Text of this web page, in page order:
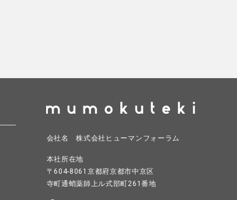
会社名 株式会社ヒューマンフォーラム
本社所在地
〒604-8061京都府京都市中京区
寺町通蛸薬師上ル式部町261番地